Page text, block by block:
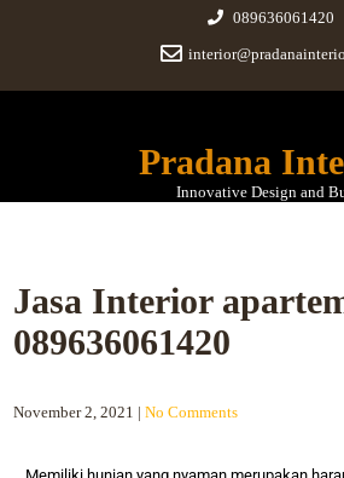
089636061420
Pradana
Innovative Design and
Jasa Interior
089636061420
November 2, 2021 |No Comments